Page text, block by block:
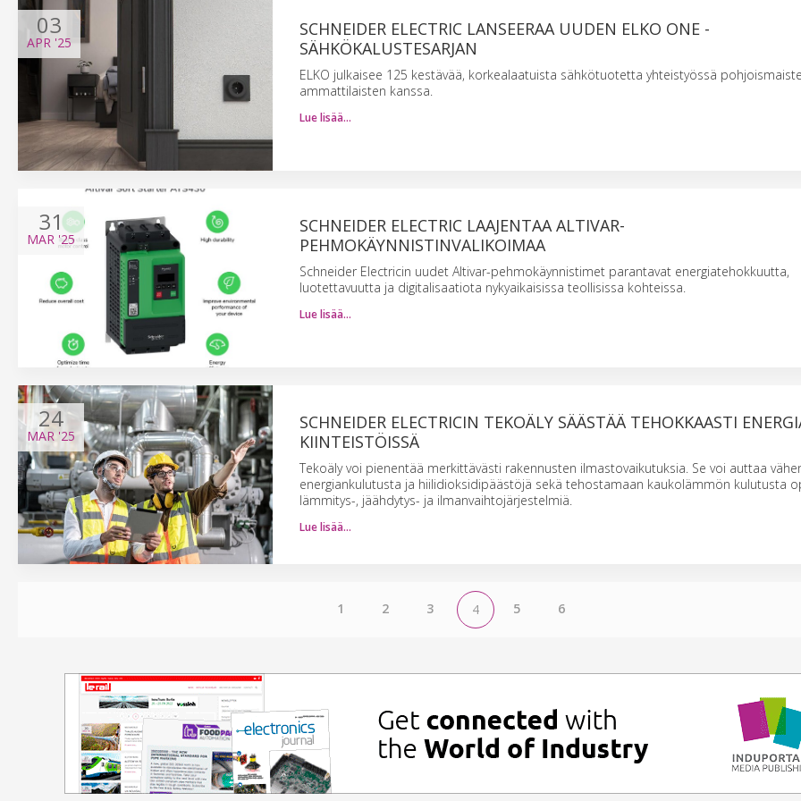
03
APR '25
SCHNEIDER ELECTRIC LANSEERAA UUDEN ELKO ONE -
SÄHKÖKALUSTESARJAN
ELKO julkaisee 125 kestävää, korkealaatuista sähkötuotetta yhteistyössä
ammattilaisten kanssa.
Lue lisää…
31
MAR '25
SCHNEIDER ELECTRIC LAAJENTAA ALTIVAR-
PEHMOKÄYNNISTINVALIKOIMAA
Schneider Electricin uudet Altivar-pehmokäynnistimet parantavat energiatehokkuutta,
luotettavuutta ja digitalisaatiota nykyaikaisissa teollisissa kohteissa.
Lue lisää…
24
MAR '25
SCHNEIDER ELECTRICIN TEKOÄLY SÄÄSTÄÄ TEHOKKAASTI
KIINTEISTÖISSÄ
Tekoäly voi pienentää merkittävästi rakennusten ilmastovaikutuksia. Se voi auttaa
energiankulutusta ja hiilidioksidipäästöjä sekä tehostamaan kaukolämmön kulutusta
lämmitys-, jäähdytys- ja ilmanvaihtojärjestelmiä.
Lue lisää…
1 2 3 4 5 6